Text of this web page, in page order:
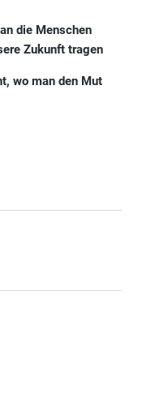
die Menschen
Zukunft tragen
wo man den Mut